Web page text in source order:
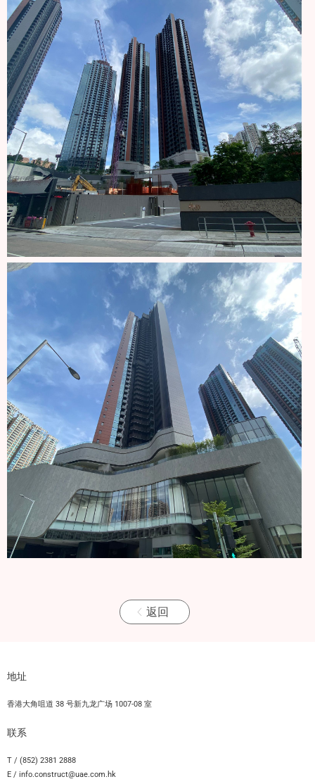
返回
地址
香港大角咀道 38 号新九龙广场 1007-08 室
联系
T / (852) 2381 2888
E / info.construct@uae.com.hk